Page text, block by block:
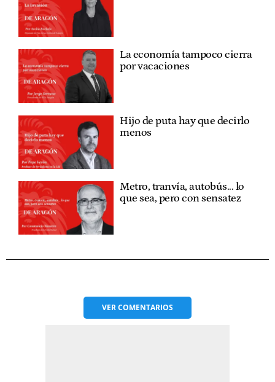
La economía tampoco cierra
por vacaciones
Hijo de puta hay que decirlo
menos
Metro, tranvía, autobús... lo
que sea, pero con sensatez
VERCOMENTARIOS